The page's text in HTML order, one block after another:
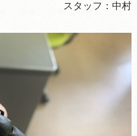
スタッフ：中村